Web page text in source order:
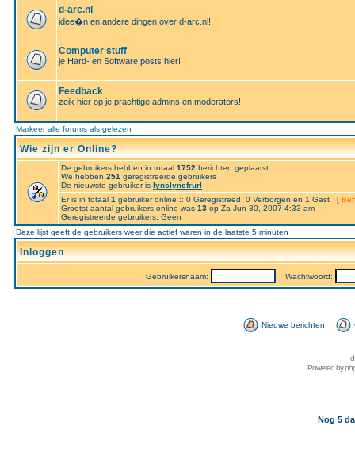
d-arc.nl
idee�n en andere dingen over d-arc.nl!
Computer stuff
je Hard- en Software posts hier!
Feedback
zeik hier op je prachtige admins en moderators!
Markeer alle forums als gelezen
Wie zijn er Online?
De gebruikers hebben in totaal 1752 berichten geplaatst
We hebben 251 geregistreerde gebruikers
De nieuwste gebruiker is lynclyncfrurl
Er is in totaal 1 gebruiker online :: 0 Geregistreed, 0 Verborgen en 1 Gast [
Grootst aantal gebruikers online was 13 op Za Jun 30, 2007 4:33 am
Geregistreerde gebruikers: Geen
Deze lijst geeft de gebruikers weer die actief waren in de laatste 5 minuten
Inloggen
Gebruikersnaam: Wachtwoord:
Nieuwe berichten
Powered by
Nog 5